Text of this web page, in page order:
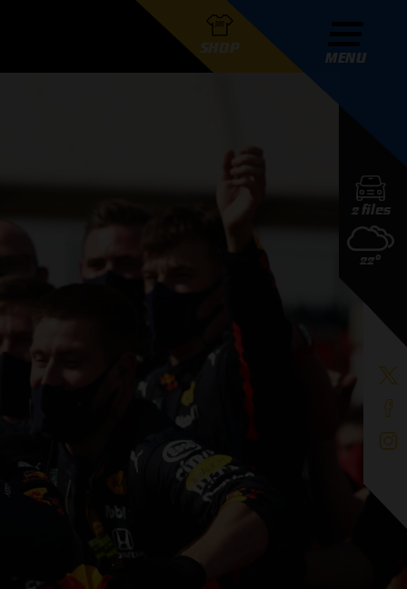
SHOP
MENU
2 files
22°
GRAND PRIX RADIO
PRIX RADIO TEAM
PRIX RADIO ACTIES